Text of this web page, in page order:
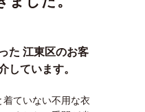
た 江東区のお客
しています。
着ていない不用な衣